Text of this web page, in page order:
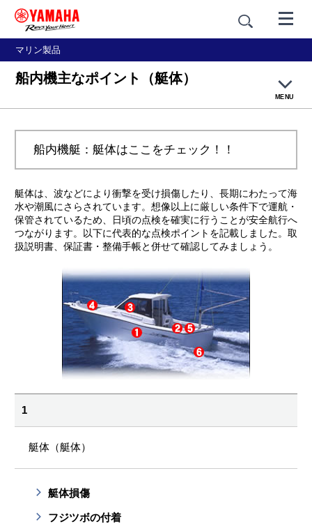
マリン製品
船内機主なポイント（艇体）
MENU
船内機ボートトップ
帰港後点検（艇体）
主なポイント（艇体）
主なポイント（エンジン）
船内機艇：艇体はここをチェック！！
艇体は、波などにより衝撃を受け損傷したり、長期にわたって海
水や潮風にさらされています。想像以上に厳しい条件下で運航・
保管されているため、日頃の点検を確実に行うことが安全航行へ
つながります。以下に代表的な点検ポイントを記載しました。取
扱説明書、保証書・整備手帳と併せて確認してみましょう。
1
艇体（艇体）
艇体損傷
フジツボの付着